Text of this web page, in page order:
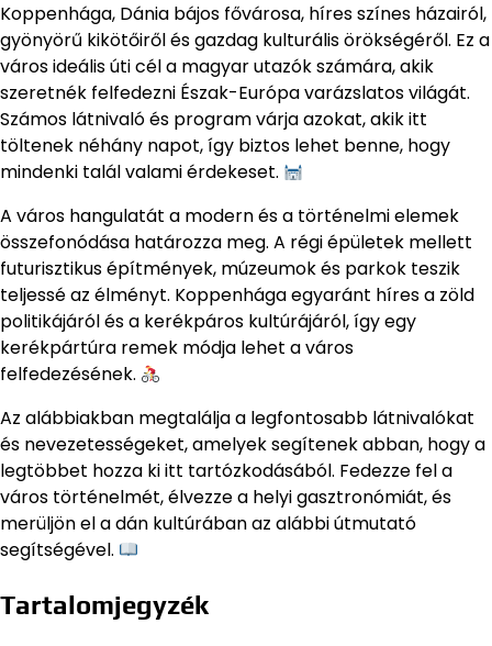
Koppenhága, Dánia bájos fővárosa, híres színes házairól,
gyönyörű kikötőiről és gazdag kulturális örökségéről. Ez a
város ideális úti cél a magyar utazók számára, akik
szeretnék felfedezni Észak-Európa varázslatos világát.
Számos látnivaló és program várja azokat, akik itt
töltenek néhány napot, így biztos lehet benne, hogy
mindenki talál valami érdekeset.
A város hangulatát a modern és a történelmi elemek
összefonódása határozza meg. A régi épületek mellett
futurisztikus építmények, múzeumok és parkok teszik
teljessé az élményt. Koppenhága egyaránt híres a zöld
politikájáról és a kerékpáros kultúrájáról, így egy
kerékpártúra remek módja lehet a város
felfedezésének.
Az alábbiakban megtalálja a legfontosabb látnivalókat
és nevezetességeket, amelyek segítenek abban, hogy a
legtöbbet hozza ki itt tartózkodásából. Fedezze fel a
város történelmét, élvezze a helyi gasztronómiát, és
merüljön el a dán kultúrában az alábbi útmutató
segítségével.
Tartalomjegyzék